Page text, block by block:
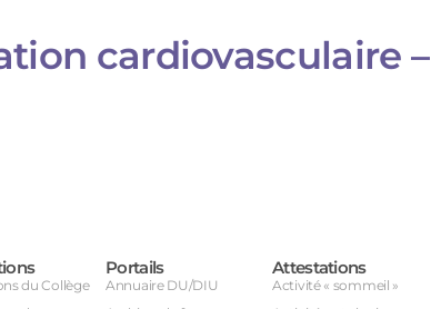
cardiovasculaire –
du Collège
Portails
Annuaire DU/DIU
Attestations
Activité « sommeil »